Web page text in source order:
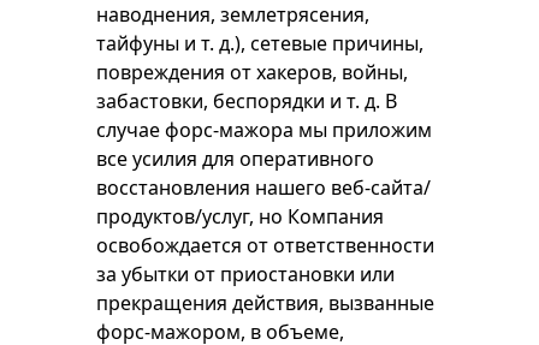
наводнения, землетрясения,
тайфуны и т. д.), сетевые причины,
повреждения от хакеров, войны,
забастовки, беспорядки и т. д. В
случае форс-мажора мы приложим
все усилия для оперативного
восстановления нашего веб-сайта/
продуктов/услуг, но Компания
освобождается от ответственности
за убытки от приостановки или
прекращения действия, вызванные
форс-мажором, в объеме,